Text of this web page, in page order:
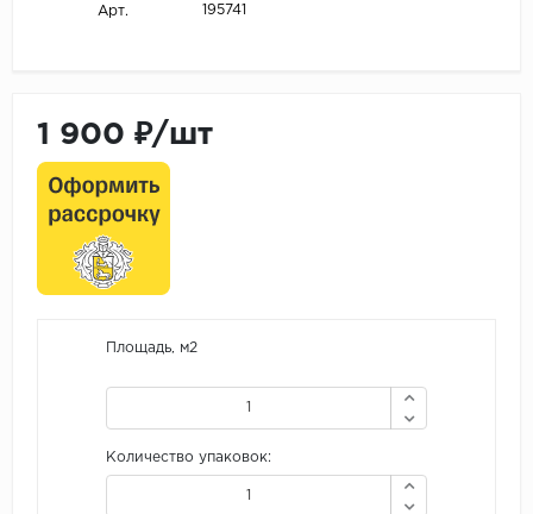
Арт. 195741
1 900 ₽/шт
Площадь, м2
Количество упаковок: